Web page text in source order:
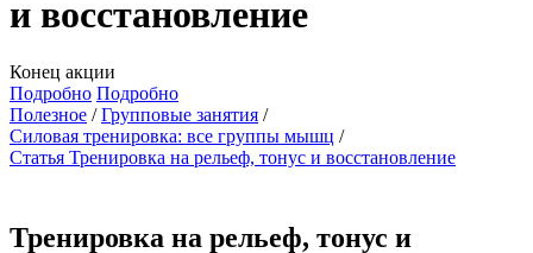
и восстановление
Конец акции
Подробно Подробно
Полезное
Групповые занятия
Силовая тренировка: все группы мышц
Статья Тренировка на рельеф, тонус и восстановление
Тренировка на рельеф, тонус и